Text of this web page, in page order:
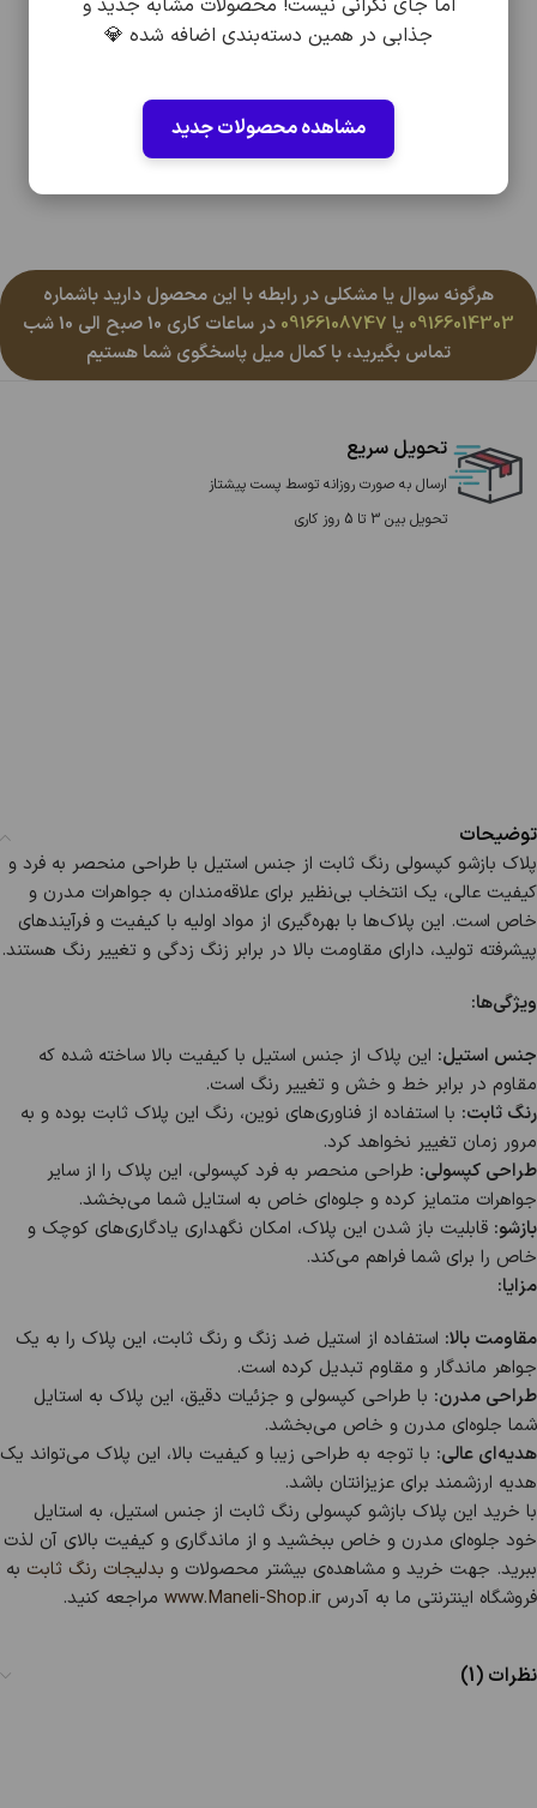
هرگونه سوال یا مشکلی در رابطه با این محصول دارید باشماره
09166014303 یا 09166108747
در ساعات کاری 10 صبح الی 10 شب
تماس بگیرید، با کمال میل پاسخگوی شما هستیم
تحویل سریع
ارسال به صورت روزانه توسط پست پیشتاز
تحویل بین 3 تا 5 روز کاری
توضیحات
پلاک بازشو کپسولی رنگ ثابت از جنس استیل با طراحی منحصر به فرد و
کیفیت عالی، یک انتخاب بی‌نظیر برای علاقه‌مندان به جواهرات مدرن و
خاص است. این پلاک‌ها با بهره‌گیری از مواد اولیه با کیفیت و فرآیندهای
پیشرفته تولید، دارای مقاومت بالا در برابر زنگ زدگی و تغییر رنگ هستند.
ویژگی‌ها:
جنس استیل: این پلاک از جنس استیل با کیفیت بالا ساخته شده که
مقاوم در برابر خط و خش و تغییر رنگ است.
رنگ ثابت: با استفاده از فناوری‌های نوین، رنگ این پلاک ثابت بوده و به
مرور زمان تغییر نخواهد کرد.
طراحی کپسولی: طراحی منحصر به فرد کپسولی، این پلاک را از سایر
جواهرات متمایز کرده و جلوه‌ای خاص به استایل شما می‌بخشد.
بازشو: قابلیت باز شدن این پلاک، امکان نگهداری یادگاری‌های کوچک و
خاص را برای شما فراهم می‌کند.
مزایا:
مقاومت بالا: استفاده از استیل ضد زنگ و رنگ ثابت، این پلاک را به یک
جواهر ماندگار و مقاوم تبدیل کرده است.
طراحی مدرن: با طراحی کپسولی و جزئیات دقیق، این پلاک به استایل
شما جلوه‌ای مدرن و خاص می‌بخشد.
هدیه‌ای عالی: با توجه به طراحی زیبا و کیفیت بالا، این پلاک می‌تواند یک
هدیه ارزشمند برای عزیزانتان باشد.
با خرید این پلاک بازشو کپسولی رنگ ثابت از جنس استیل، به استایل
خود جلوه‌ای مدرن و خاص ببخشید و از ماندگاری و کیفیت بالای آن لذت
ببرید. جهت خرید و مشاهده‌ی بیشتر محصولات و بدلیجات رنگ ثابت به
فروشگاه اینترنتی ما به آدرس www.Maneli-Shop.ir مراجعه کنید.
نظرات (1)
اما جای نگرانی نیست! محصولات مشابه جدید و
جذابی در همین دسته‌بندی اضافه شده 💎
مشاهده محصولات جدید